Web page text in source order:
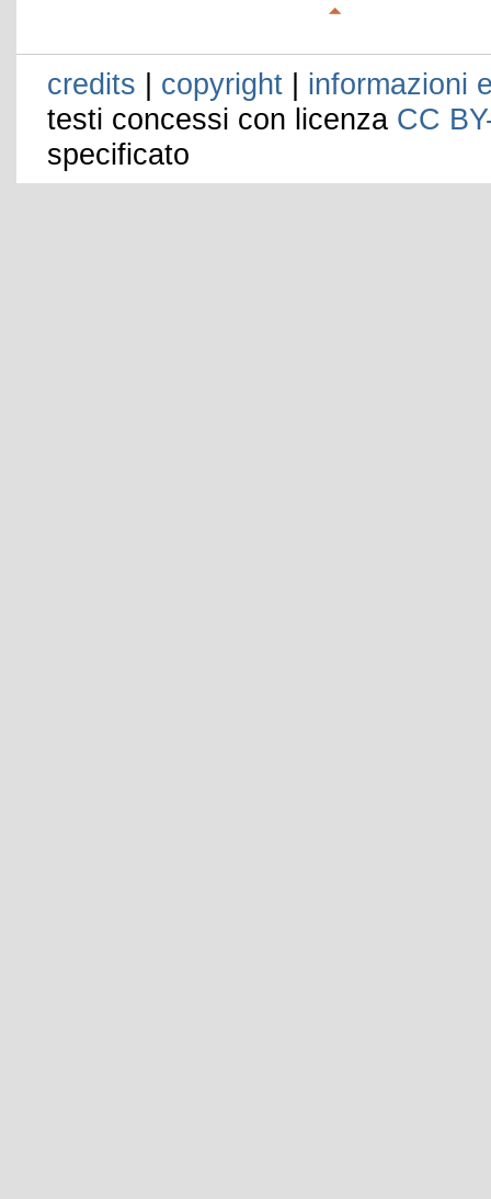
credits | copyright | informazioni
testi concessi con licenza CC
specificato